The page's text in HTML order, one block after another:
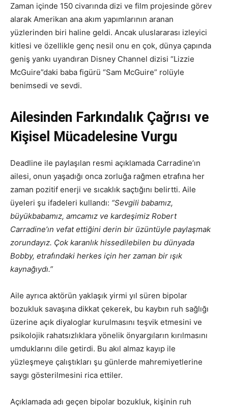
Zaman içinde 150 civarında dizi ve film projesinde görev
alarak Amerikan ana akım yapımlarının aranan
yüzlerinden biri haline geldi. Ancak uluslararası izleyici
kitlesi ve özellikle genç nesil onu en çok, dünya çapında
geniş yankı uyandıran Disney Channel dizisi “Lizzie
McGuire”daki baba figürü “Sam McGuire” rolüyle
benimsedi ve sevdi.
Ailesinden Farkındalık Çağrısı ve
Kişisel Mücadelesine Vurgu
Deadline ile paylaşılan resmi açıklamada Carradine’ın
ailesi, onun yaşadığı onca zorluğa rağmen etrafına her
zaman pozitif enerji ve sıcaklık saçtığını belirtti. Aile
üyeleri şu ifadeleri kullandı: “Sevgili babamız,
büyükbabamız, amcamız ve kardeşimiz Robert
Carradine’ın vefat ettiğini derin bir üzüntüyle paylaşmak
zorundayız. Çok karanlık hissedilebilen bu dünyada
Bobby, etrafındaki herkes için her zaman bir ışık
kaynağıydı.”
Aile ayrıca aktörün yaklaşık yirmi yıl süren bipolar
bozukluk savaşına dikkat çekerek, bu kaybın ruh sağlığı
üzerine açık diyaloglar kurulmasını teşvik etmesini ve
psikolojik rahatsızlıklara yönelik önyargıların kırılmasını
umduklarını dile getirdi. Bu akıl almaz kayıp ile
yüzleşmeye çalıştıkları şu günlerde mahremiyetlerine
saygı gösterilmesini rica ettiler.
Açıklamada adı geçen bipolar bozukluk, kişinin ruh